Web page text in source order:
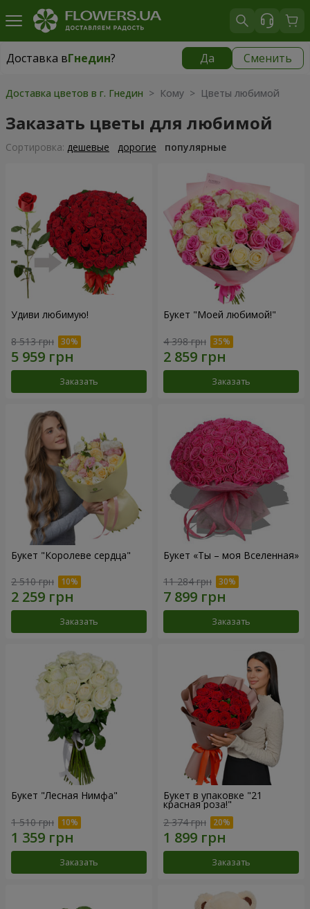
Доставка вГнедин? Да Сменить
Доставка вГнедин|
Доставка цветов в г. Гнедин > Кому > Цветы любимой
Заказать цветы для любимой
Cортировка: дешевые дорогие популярные
Удиви любимую!
8 513 грн
Заказать
Букет "Моей любимой!"
4 398 грн
Заказать
Букет "Королеве сердца"
2 510 грн
Заказать
Букет «Ты – моя Вселенная»
11 284 грн
Заказать
Букет "Лесная Нимфа"
1 510 грн
Заказать
Букет в упаковке "21
красная роза!"
2 374 грн
Заказать